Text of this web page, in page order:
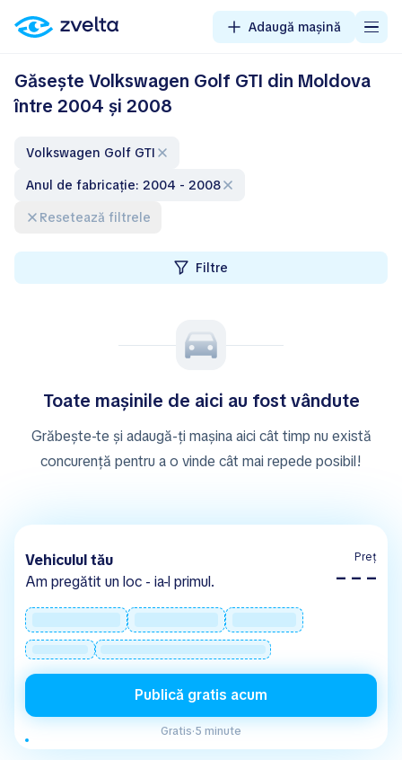
Adaugă mașină
Găsește Volkswagen Golf GTI din Moldova
între 2004 și 2008
Volkswagen Golf GTI
Anul de fabricație: 2004 - 2008
Resetează filtrele
Filtre
Toate mașinile de aici au fost vândute
Grăbește-te și adaugă-ți mașina aici cât timp nu există
concurență pentru a o vinde cât mai repede posibil!
Vehiculul tău
Am pregătit un loc - ia-l primul.
Preț
– – –
Publică gratis acum
Gratis·5 minute